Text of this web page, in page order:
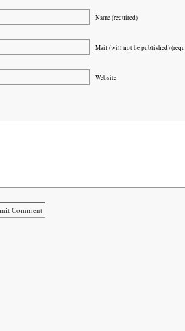
Name (required)
Mail (will not be published)
Website